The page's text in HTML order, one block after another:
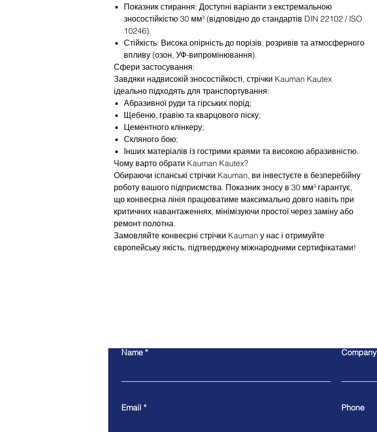
Показник стирання: Доступні варіанти з екстремальною
зносостійкістю 30 мм³ (відповідно до стандартів DIN 22102 / ISO
10246).
Стійкість: Висока опірність до порізів, розривів та атмосферного
впливу (озон, УФ-випромінювання).
Сфери застосування:
Завдяки надвисокій зносостійкості, стрічки Kauman Kautex
ідеально підходять для транспортування:
Абразивної руди та гірських порід;
Щебеню, гравію та кварцового піску;
Цементного клінкеру;
Скляного бою;
Інших матеріалів із гострими краями та високою абразивністю.
Чому варто обрати Kauman Kautex?
Обираючи іспанські стрічки Kauman, ви інвестуєте в безперебійну
роботу вашого підприємства. Показник зносу в 30 мм³ гарантує,
що конвеєрна лінія працюватиме максимально довго навіть при
критичних навантаженнях, мінімізуючи простої через заміну або
ремонт полотна.
Замовляйте конвеєрні стрічки Kauman у нас і отримуйте
європейську якість, підтверджену міжнародними сертифікатами!
Name Company
Email Phone